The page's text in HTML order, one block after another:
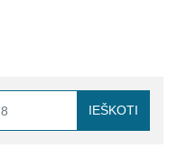
IEŠKOTI